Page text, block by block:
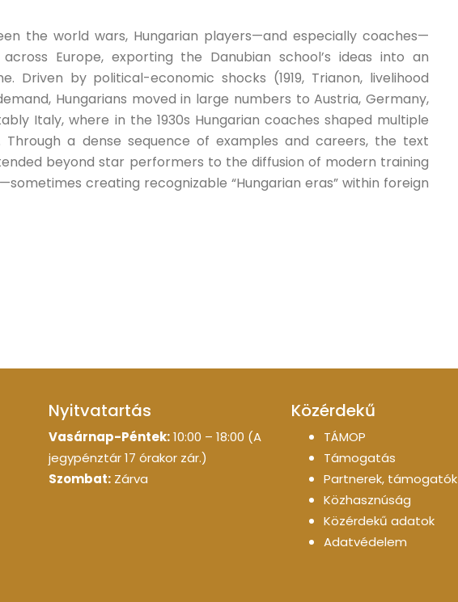
the world wars, Hungarian players—and especially coaches—
Europe, exporting the Danubian school’s ideas into an
Driven by political-economic shocks (1919, Trianon, livelihood
Hungarians moved in large numbers to Austria, Germany,
Italy, where in the 1930s Hungarian coaches shaped multiple
a dense sequence of examples and careers, the text
beyond star performers to the diffusion of modern training
creating recognizable “Hungarian eras” within foreign
Nyitvatartás
Vasárnap-Péntek:10:00 – 18:00 (A
jegypénztár 17 órakor zár.)
Szombat: Zárva
Közérdekű
TÁMOP
Támogatás
Partnerek, támogatók
Közhasznúság
Közérdekű adatok
Adatvédelem